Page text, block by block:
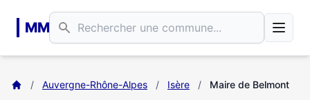
MM
/ Auvergne-Rhône-Alpes / Isère / Maire de Belmont